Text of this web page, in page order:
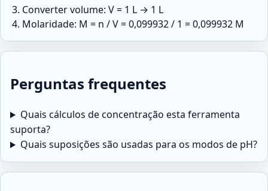
Converter volume: V = 1 L → 1 L
Molaridade: M = n / V = ​​0,099932 / 1 = 0,099932 M
Perguntas frequentes
Quais cálculos de concentração esta ferramenta
suporta?
Quais suposições são usadas para os modos de pH?